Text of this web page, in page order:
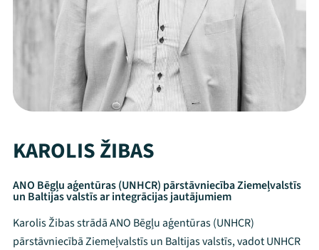
KAROLIS ŽIBAS
ANO Bēgļu aģentūras (UNHCR) pārstāvniecība Ziemeļvalstīs
un Baltijas valstīs ar integrācijas jautājumiem
Karolis Žibas strādā ANO Bēgļu aģentūras (UNHCR)
pārstāvniecībā Ziemeļvalstīs un Baltijas valstīs, vadot UNHCR